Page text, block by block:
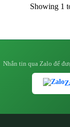
Showing 1
Nhắn tin qua Zalo để